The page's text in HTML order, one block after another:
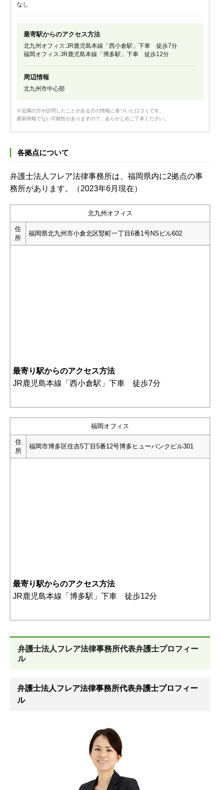
なし
最寄駅からのアクセス方法
北九州オフィス:JR鹿児島本線「西小倉駅」下車 徒歩7分
福岡オフィス:JR鹿児島本線「博多駅」下車 徒歩12分
周辺情報
北九州市中心部
※近隣の方や訪問したことがある方の情報に基づいた口コミです。
最新情報でない可能性がありますので、あらかじめご了承ください。
各拠点について
弁護士法人フレア法律事務所は、福岡県内に2拠点の事
務所があります。（2023年6月現在）
北九州オフィス
住
所
福岡県北九州市小倉北区竪町一丁目6番1号NSビル602
最寄り駅からのアクセス方法
JR鹿児島本線「西小倉駅」下車 徒歩7分
福岡オフィス
住
所
福岡市博多区住吉5丁目5番12号博多ヒューバンクビル301
最寄り駅からのアクセス方法
JR鹿児島本線「博多駅」下車 徒歩12分
弁護士法人フレア法律事務所代表弁護士プロフィー
ル
弁護士法人フレア法律事務所代表弁護士プロフィー
ル